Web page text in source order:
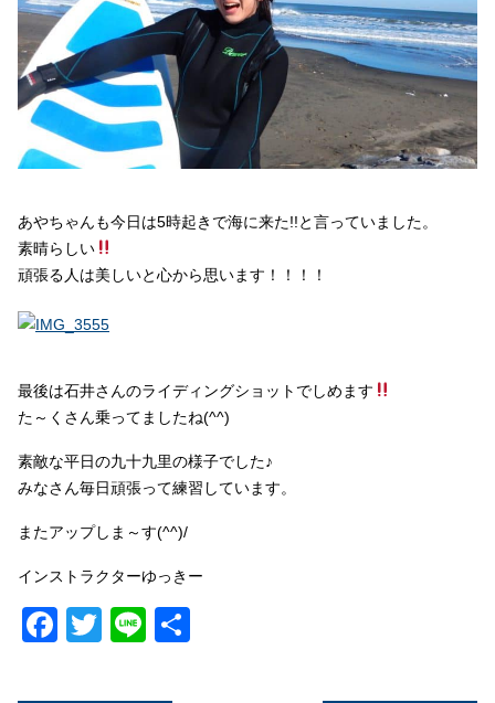
あやちゃんも今日は5時起きで海に来た!!と言っていました。
素晴らしい
頑張る人は美しいと心から思います！！！！
最後は石井さんのライディングショットでしめます
た～くさん乗ってましたね(^^)
素敵な平日の九十九里の様子でした♪
みなさん毎日頑張って練習しています。
またアップしま～す(^^)/
インストラクターゆっきー
Facebook
Twitter
Line